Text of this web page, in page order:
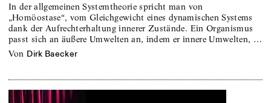
In der allgemeinen Systemtheorie spricht man von
„Homöostase“, vom Gleichgewicht eines dynamischen Systems
dank der Aufrechterhaltung innerer Zustände. Ein Organismus
passt sich an äußere Umwelten an, indem er innere Umwelten, …
von Dirk Baecker